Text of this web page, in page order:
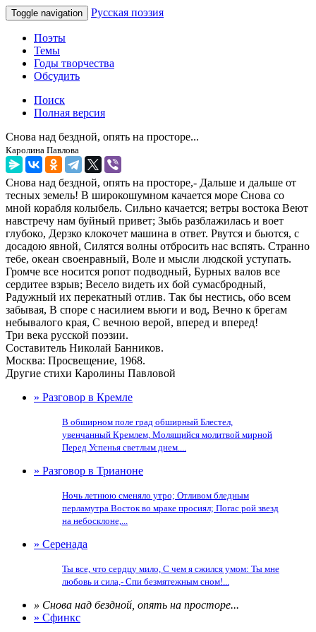
Toggle navigation Русская поэзия
Поэты
Темы
Годы творчества
Обсудить
Поиск
Полная версия
Снова над бездной, опять на просторе...
Каролина Павлова
Снова над бездной, опять на просторе,- Дальше и дальше от
тесных земель! В широкошумном качается море Снова со
мной корабля колыбель. Сильно качается; ветры востока Веют
навстречу нам буйный привет; Зыбь разблажилась и воет
глубоко, Дерзко клокочет машина в ответ. Рвутся и бьются, с
досадою явной, Силятся волны отбросить нас вспять. Странно
тебе, океан своенравный, Воле и мысли людской уступать.
Громче все носится ропот подводный, Бурных валов все
сердитее взрыв; Весело видеть их бой сумасбродный,
Радужный их перекатный отлив. Так бы нестись, обо всем
забывая, В споре с насилием вьюги и вод, Вечно к брегам
небывалого края, С вечною верой, вперед и вперед!
Три века русской поэзии.
Составитель Николай Банников.
Москва: Просвещение, 1968.
Другие стихи Каролины Павловой
» Разговор в Кремле
В обширном поле град обширный Блестел,
увенчанный Кремлем, Молящийся молитвой мирной
Перед Успенья светлым днем....
» Разговор в Трианоне
Ночь летнюю сменяло утро; Отливом бледным
перламутра Восток во мраке просиял; Погас рой звезд
на небосклоне,...
» Серенада
Ты все, что сердцу мило, С чем я сжился умом: Ты мне
любовь и сила,- Спи безмятежным сном!...
» Снова над бездной, опять на просторе...
» Сфинкс